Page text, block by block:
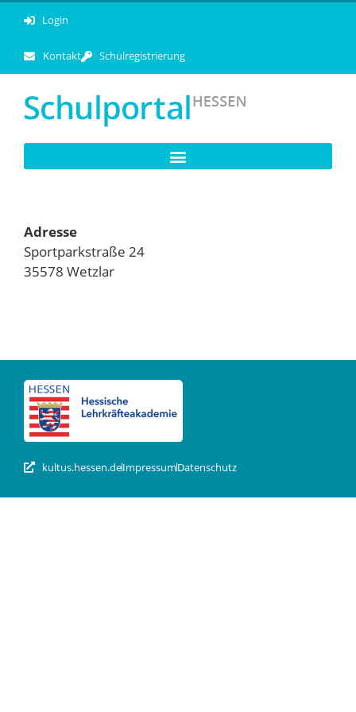
Login
Kontakt Schulregistrierung
Adresse
Sportparkstraße 24
35578 Wetzlar
kultus.hessen.deImpressumDatenschutz